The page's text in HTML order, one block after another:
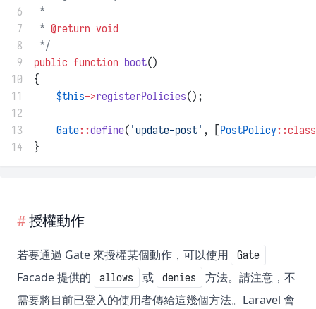
6
*
7
* @return void
8
*/
9
public function boot()
10
{
11
$this->registerPolicies();
12
13
Gate::define( 'update-post' , [PostPolicy::class
14
}
授權動作
若要通過 Gate 來授權某個動作，可以使用 Gate
Facade 提供的 allows 或 denies
方法。請注意，不
需要將目前已登入的使用者傳給這幾個方法。Laravel 會